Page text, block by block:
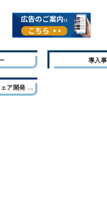
導入
ア開発